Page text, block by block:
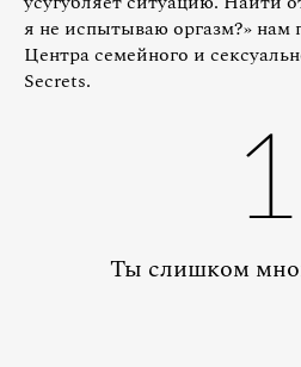
я не испытываю оргазм?» нам
Центра семейного и
Secrets.
1
Ты слишком